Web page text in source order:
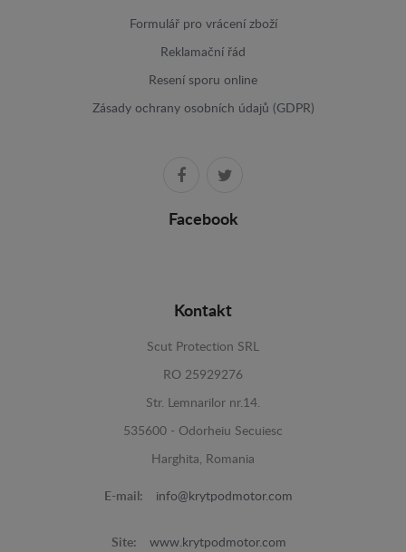
Formulář pro vrácení zboží
Reklamační řád
Resení sporu online
Zásady ochrany osobních údajů (GDPR)
Facebook
Kontakt
Scut Protection SRL
RO 25929276
Str. Lemnarilor nr.14.
535600 - Odorheiu Secuiesc
Harghita, Romania
E-mail: info@krytpodmotor.com
Site: www.krytpodmotor.com